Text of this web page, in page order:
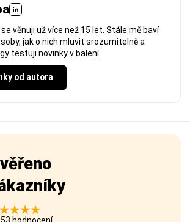
věnuji už více než 15 let. Stále mě baví
jak o nich mluvit srozumitelně a
testuji novinky v balení.
od autora